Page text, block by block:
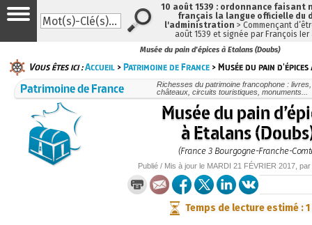
Musée du pain d'épices à Etalans (Doubs)
Vous êtes ici :Accueil >Patrimoine de France > Musée du pain
Patrimoine de France
Richesses du patrimoine francophone :
châteaux, circuits touristiques, monuments...
Musée du pain
à Etalans
(France 3 Bourgogne-Franche-
Publié / Mis à jour le MARDI 21 FÉVRIER 2017 , par
Temps de lecture estimé : 1
10 août 1539 : ordonnance faisant
français la langue officielle du
l'administration > Commençant
août 1539 et signée par François